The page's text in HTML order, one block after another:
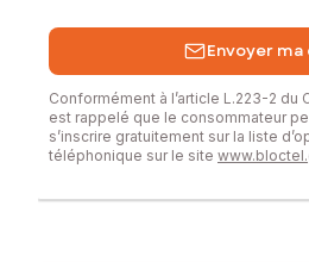
Envoyer
Conformément à l’article L.223-2 du
est rappelé que le consommateur
s’inscrire gratuitement sur la liste
téléphonique sur le site